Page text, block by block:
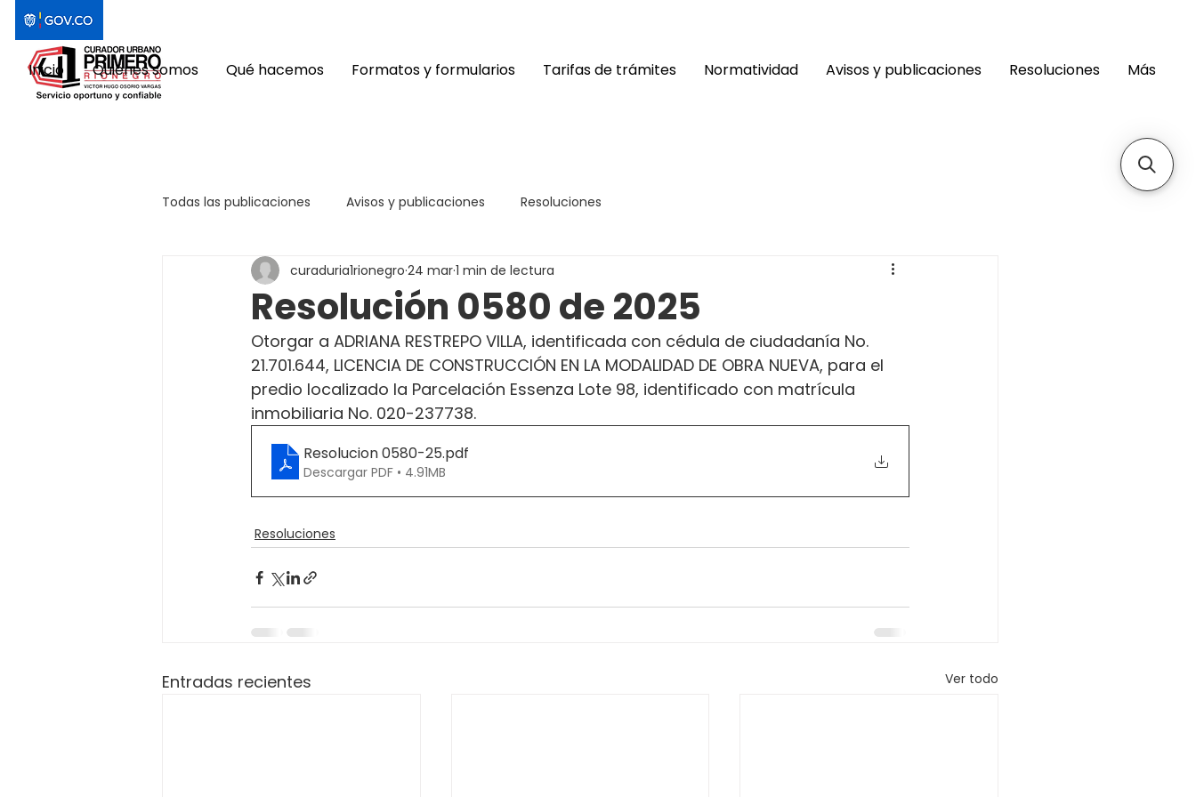
Inicio Quiénes somos Qué hacemos Formatos y formularios Tarifas de trámites Normatividad Avisos y publicaciones Resoluciones Más
Todas las publicaciones Avisos y publicaciones Resoluciones
Resolución 0580 de 2025
curaduria1rionegro 24 mar1 min de lectura
Otorgar a ADRIANA RESTREPO VILLA, identificada con cédula de ciudadanía No.
21.701.644, LICENCIA DE CONSTRUCCIÓN EN LA MODALIDAD DE OBRA NUEVA, para el
predio localizado la Parcelación Essenza Lote 98, identificado con matrícula
inmobiliaria No. 020-237738.
Resolucion 0580-25.pdf
Descargar PDF • 4.91MB
Resoluciones
Entradas recientes Ver todo